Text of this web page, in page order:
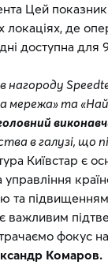
Цей показник
де
доступна для
мережа» та
в галузі,
Київстар є
підвищенням
важливим
фокус
Комаров.